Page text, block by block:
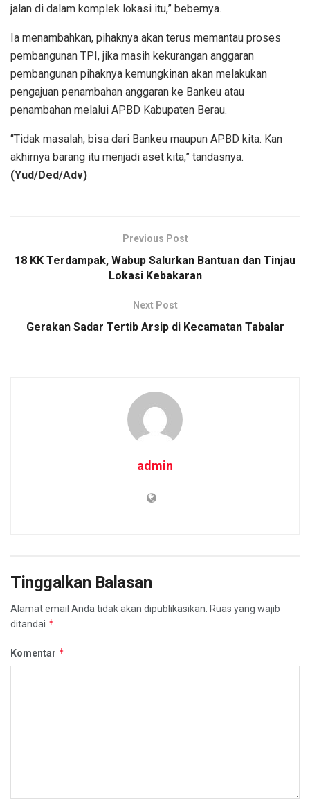
jalan di dalam komplek lokasi itu,” bebernya.
Ia menambahkan, pihaknya akan terus memantau proses
pembangunan TPI, jika masih kekurangan anggaran
pembangunan pihaknya kemungkinan akan melakukan
pengajuan penambahan anggaran ke Bankeu atau
penambahan melalui APBD Kabupaten Berau.
“Tidak masalah, bisa dari Bankeu maupun APBD kita. Kan
akhirnya barang itu menjadi aset kita,” tandasnya.
(Yud/Ded/Adv)
Previous Post
18 KK Terdampak, Wabup Salurkan Bantuan dan Tinjau
Lokasi Kebakaran
Next Post
Gerakan Sadar Tertib Arsip di Kecamatan Tabalar
admin
Tinggalkan Balasan
Alamat email Anda tidak akan dipublikasikan. Ruas yang wajib
ditandai *
Komentar *